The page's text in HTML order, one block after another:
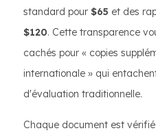
standard pour $65 et des
$120. Cette transparence
cachés pour « copies
internationale » qui
d'évaluation traditionnelle.
Chaque document est